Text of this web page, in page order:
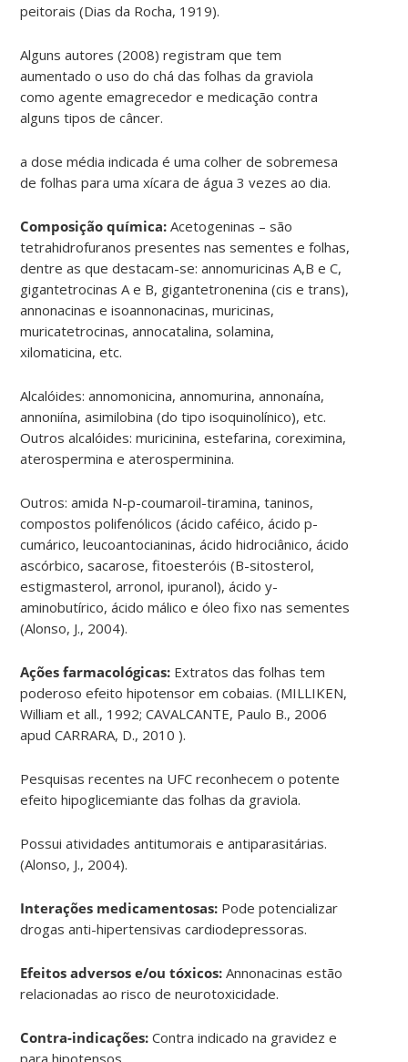
peitorais (Dias da Rocha, 1919).
Alguns autores (2008) registram que tem
aumentado o uso do chá das folhas da graviola
como agente emagrecedor e medicação contra
alguns tipos de câncer.
a dose média indicada é uma colher de sobremesa
de folhas para uma xícara de água 3 vezes ao dia.
Composição química:Acetogeninas – são
tetrahidrofuranos presentes nas sementes e folhas,
dentre as que destacam-se: annomuricinas A,B e C,
gigantetrocinas A e B, gigantetronenina (cis e trans),
annonacinas e isoannonacinas, muricinas,
muricatetrocinas, annocatalina, solamina,
xilomaticina, etc.
Alcalóides: annomonicina, annomurina, annonaína,
annoniína, asimilobina (do tipo isoquinolínico), etc.
Outros alcalóides: muricinina, estefarina, coreximina,
aterospermina e aterosperminina.
Outros: amida N-p-coumaroil-tiramina, taninos,
compostos polifenólicos (ácido caféico, ácido p-
cumárico, leucoantocianinas, ácido hidrociânico, ácido
ascórbico, sacarose, fitoesteróis (B-sitosterol,
estigmasterol, arronol, ipuranol), ácido y-
aminobutírico, ácido málico e óleo fixo nas sementes
(Alonso, J., 2004).
Ações farmacológicas: Extratos das folhas tem
poderoso efeito hipotensor em cobaias. (MILLIKEN,
William et all., 1992; CAVALCANTE, Paulo B., 2006
apud CARRARA, D., 2010 ).
Pesquisas recentes na UFC reconhecem o potente
efeito hipoglicemiante das folhas da graviola.
Possui atividades antitumorais e antiparasitárias.
(Alonso, J., 2004).
Interações medicamentosas: Pode potencializar
drogas anti-hipertensivas cardiodepressoras.
Efeitos adversos e/ou tóxicos: Annonacinas estão
relacionadas ao risco de neurotoxicidade.
Contra-indicações:Contra indicado na gravidez e
para hipotensos.